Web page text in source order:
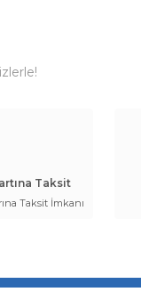
Taksit
Taksit İmkanı